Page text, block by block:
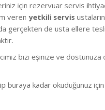
için rezervuar servis
veren yetkili servis
gerçekten de usta ellere
bizi eşinize ve dostunuza
buraya kadar okuduğunuz